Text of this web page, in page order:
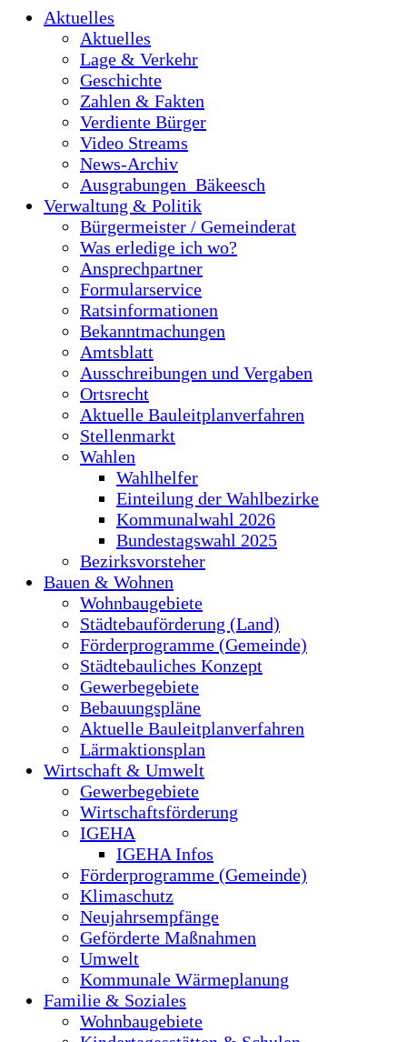
Aktuelles
Aktuelles
Lage & Verkehr
Geschichte
Zahlen & Fakten
Verdiente Bürger
Video Streams
News-Archiv
Ausgrabungen_Bäkeesch
Verwaltung & Politik
Bürgermeister / Gemeinderat
Was erledige ich wo?
Ansprechpartner
Formularservice
Ratsinformationen
Bekanntmachungen
Amtsblatt
Ausschreibungen und Vergaben
Ortsrecht
Aktuelle Bauleitplanverfahren
Stellenmarkt
Wahlen
Wahlhelfer
Einteilung der Wahlbezirke
Kommunalwahl 2026
Bundestagswahl 2025
Bezirksvorsteher
Bauen & Wohnen
Wohnbaugebiete
Städtebauförderung (Land)
Förderprogramme (Gemeinde)
Städtebauliches Konzept
Gewerbegebiete
Bebauungspläne
Aktuelle Bauleitplanverfahren
Lärmaktionsplan
Wirtschaft & Umwelt
Gewerbegebiete
Wirtschaftsförderung
IGEHA
IGEHA Infos
Förderprogramme (Gemeinde)
Klimaschutz
Neujahrsempfänge
Geförderte Maßnahmen
Umwelt
Kommunale Wärmeplanung
Familie & Soziales
Wohnbaugebiete